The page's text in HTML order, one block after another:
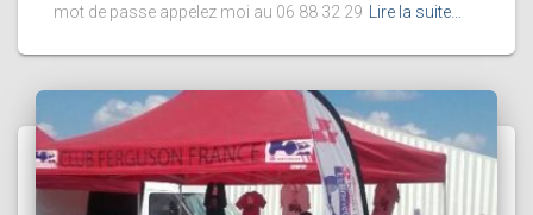
mot de passe appelez moi au 06 88 32 29
Lire la suite…